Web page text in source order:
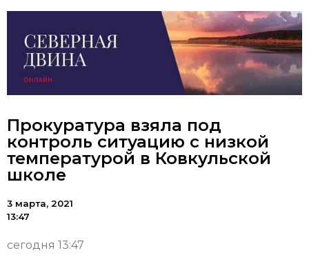
Прокуратура взяла под
контроль ситуацию с низкой
температурой в Ковкульской
школе
3 марта, 2021
13:47
сегодня 13:47